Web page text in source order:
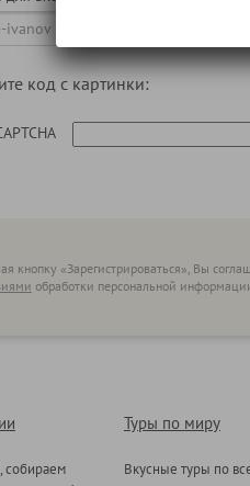
код с картинки:
кнопку «Зарегистрироваться», Вы
обработки персональной
собираем
Туры по миру
Вкусные туры по